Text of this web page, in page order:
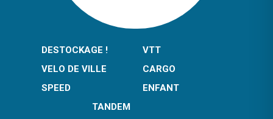
DESTOCKAGE !
VTT
VELO DE VILLE
CARGO
SPEED
ENFANT
TANDEM